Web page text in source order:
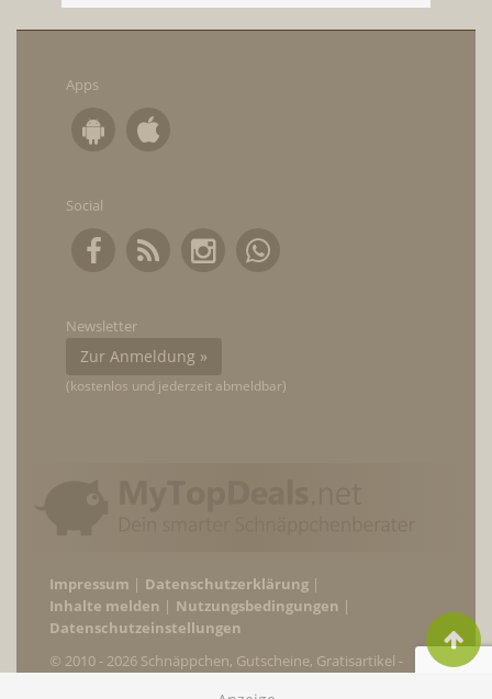
Apps
Social
Newsletter
Zur Anmeldung »
(kostenlos und jederzeit abmeldbar)
Impressum
Datenschutzerklärung
Inhalte melden
Nutzungsbedingungen
Datenschutzeinstellungen
© 2010 - 2026 Schnäppchen, Gutscheine, Gratisartikel -